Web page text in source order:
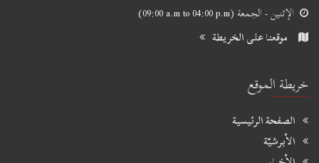
الإثنين - الجمعة(09:00 a.m to 04:00 p.m)
موقعنا على الخريطة
خريطة الموقع
الصفحة الرئيسية
الأبرشيّة